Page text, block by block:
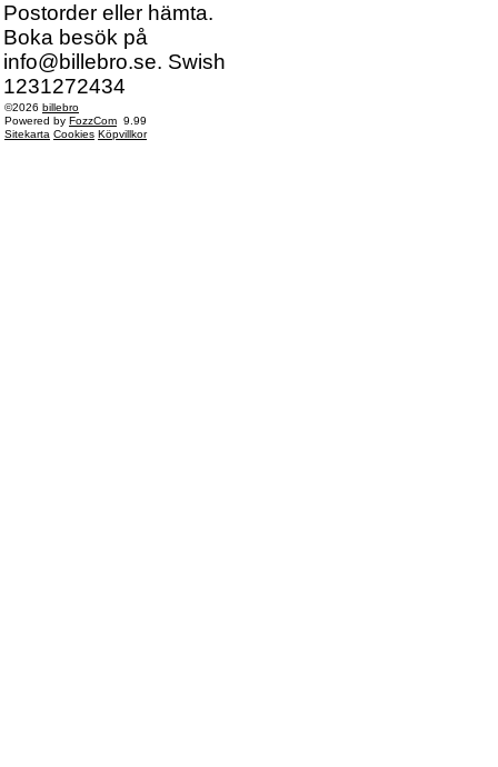
Postorder eller hämta.
Boka besök på
info@billebro.se. Swish
1231272434
©2026 billebro
Powered by FozzCom 9.99
Sitekarta Cookies Köpvillkor